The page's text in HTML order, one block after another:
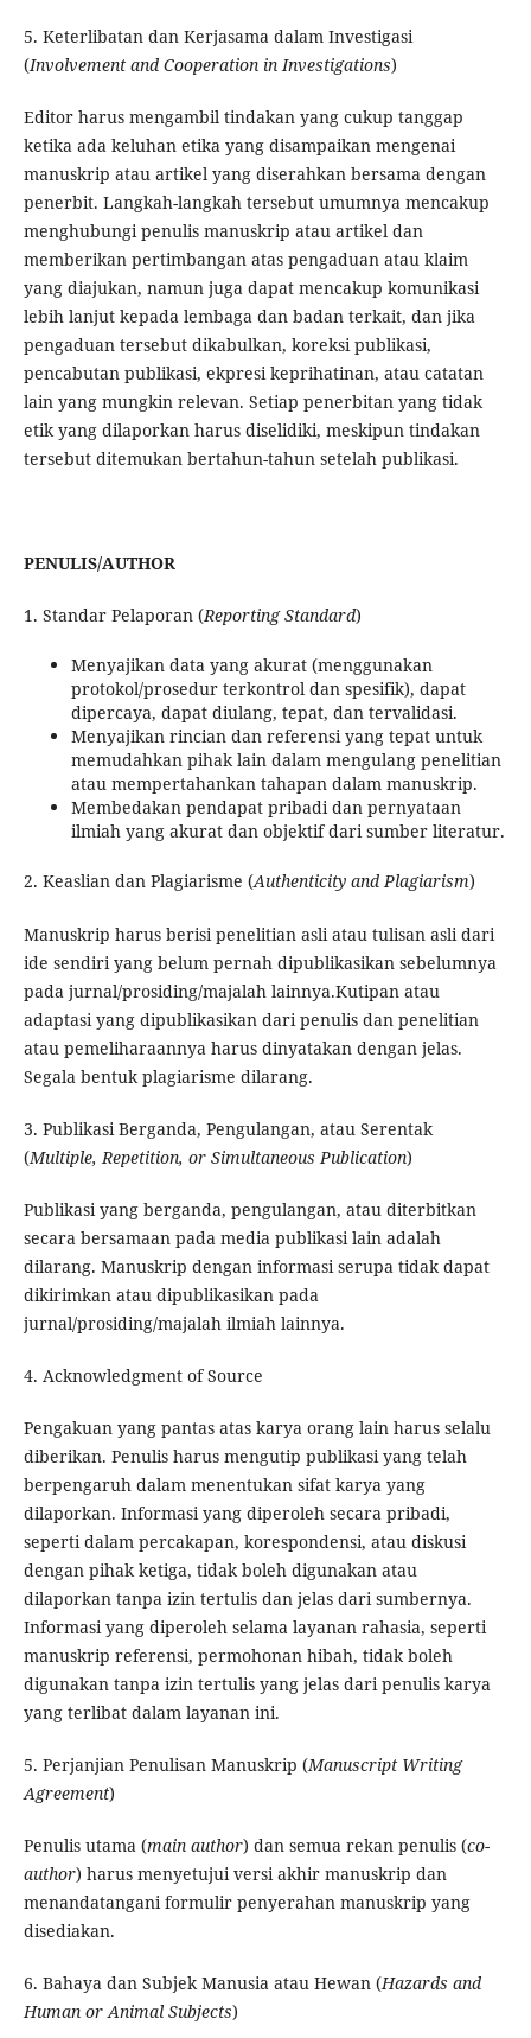
5. Keterlibatan dan Kerjasama dalam Investigasi
(Involvement and Cooperation in Investigations)
Editor harus mengambil tindakan yang cukup tanggap
ketika ada keluhan etika yang disampaikan mengenai
manuskrip atau artikel yang diserahkan bersama dengan
penerbit. Langkah-langkah tersebut umumnya mencakup
menghubungi penulis manuskrip atau artikel dan
memberikan pertimbangan atas pengaduan atau klaim
yang diajukan, namun juga dapat mencakup komunikasi
lebih lanjut kepada lembaga dan badan terkait, dan jika
pengaduan tersebut dikabulkan, koreksi publikasi,
pencabutan publikasi, ekpresi keprihatinan, atau catatan
lain yang mungkin relevan. Setiap penerbitan yang tidak
etik yang dilaporkan harus diselidiki, meskipun tindakan
tersebut ditemukan bertahun-tahun setelah publikasi.
PENULIS/AUTHOR
1. Standar Pelaporan (Reporting Standard)
Menyajikan data yang akurat (menggunakan
protokol/prosedur terkontrol dan spesifik), dapat
dipercaya, dapat diulang, tepat, dan tervalidasi.
Menyajikan rincian dan referensi yang tepat untuk
memudahkan pihak lain dalam mengulang penelitian
atau mempertahankan tahapan dalam manuskrip.
Membedakan pendapat pribadi dan pernyataan
ilmiah yang akurat dan objektif dari sumber literatur.
2. Keaslian dan Plagiarisme (Authenticity and Plagiarism)
Manuskrip harus berisi penelitian asli atau tulisan asli dari
ide sendiri yang belum pernah dipublikasikan sebelumnya
pada jurnal/prosiding/majalah lainnya.Kutipan atau
adaptasi yang dipublikasikan dari penulis dan penelitian
atau pemeliharaannya harus dinyatakan dengan jelas.
Segala bentuk plagiarisme dilarang.
3. Publikasi Berganda, Pengulangan, atau Serentak
(Multiple, Repetition, or Simultaneous Publication)
Publikasi yang berganda, pengulangan, atau diterbitkan
secara bersamaan pada media publikasi lain adalah
dilarang. Manuskrip dengan informasi serupa tidak dapat
dikirimkan atau dipublikasikan pada
jurnal/prosiding/majalah ilmiah lainnya.
4. Acknowledgment of Source
Pengakuan yang pantas atas karya orang lain harus selalu
diberikan. Penulis harus mengutip publikasi yang telah
berpengaruh dalam menentukan sifat karya yang
dilaporkan. Informasi yang diperoleh secara pribadi,
seperti dalam percakapan, korespondensi, atau diskusi
dengan pihak ketiga, tidak boleh digunakan atau
dilaporkan tanpa izin tertulis dan jelas dari sumbernya.
Informasi yang diperoleh selama layanan rahasia, seperti
manuskrip referensi, permohonan hibah, tidak boleh
digunakan tanpa izin tertulis yang jelas dari penulis karya
yang terlibat dalam layanan ini.
5. Perjanjian Penulisan Manuskrip (Manuscript Writing
Agreement)
Penulis utama (main author) dan semua rekan penulis (co-
author) harus menyetujui versi akhir manuskrip dan
menandatangani formulir penyerahan manuskrip yang
disediakan.
6. Bahaya dan Subjek Manusia atau Hewan (Hazards and
Human or Animal Subjects)